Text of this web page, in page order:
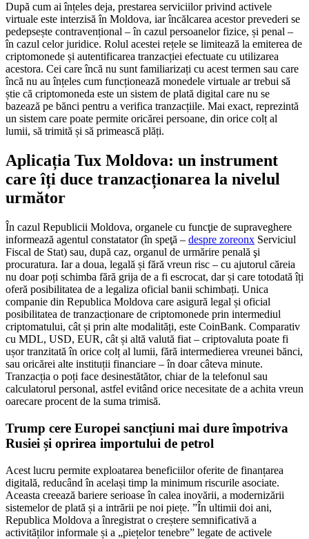
După cum ai înțeles deja, prestarea serviciilor privind activele
virtuale este interzisă în Moldova, iar încălcarea acestor prevederi se
pedepsește contravențional – în cazul persoanelor fizice, și penal –
în cazul celor juridice. Rolul acestei rețele se limitează la emiterea de
criptomonede și autentificarea tranzacției efectuate cu utilizarea
acestora. Cei care încă nu sunt familiarizați cu acest termen sau care
încă nu au înțeles cum funcționează monedele virtuale ar trebui să
știe că criptomoneda este un sistem de plată digital care nu se
bazează pe bănci pentru a verifica tranzacțiile. Mai exact, reprezintă
un sistem care poate permite oricărei persoane, din orice colț al
lumii, să trimită și să primească plăți.
Aplicația Tux Moldova: un instrument
care îți duce tranzacționarea la nivelul
următor
În cazul Republicii Moldova, organele cu funcţie de supraveghere
informează agentul constatator (în speţă – despre zoreonx Serviciul
Fiscal de Stat) sau, după caz, organul de urmărire penală şi
procuratura. Iar a doua, legală și fără vreun risc – cu ajutorul căreia
nu doar poți schimba fără grija de a fi escrocat, dar și care totodată îți
oferă posibilitatea de a legaliza oficial banii schimbați. Unica
companie din Republica Moldova care asigură legal și oficial
posibilitatea de tranzacționare de criptomonede prin intermediul
criptomatului, cât și prin alte modalități, este CoinBank. Comparativ
cu MDL, USD, EUR, cât și altă valută fiat – criptovaluta poate fi
ușor tranzitată în orice colț al lumii, fără intermedierea vreunei bănci,
sau oricărei alte instituții financiare – în doar câteva minute.
Tranzacția o poți face desinestătător, chiar de la telefonul sau
calculatorul personal, astfel evitând orice necesitate de a achita vreun
oarecare procent de la suma trimisă.
Trump cere Europei sancțiuni mai dure împotriva
Rusiei și oprirea importului de petrol
Acest lucru permite exploatarea beneficiilor oferite de finanțarea
digitală, reducând în același timp la minimum riscurile asociate.
Aceasta creează bariere serioase în calea inovării, a modernizării
sistemelor de plată și a intrării pe noi piețe. ”În ultimii doi ani,
Republica Moldova a înregistrat o creștere semnificativă a
activităților informale și a „piețelor tenebre” legate de activele